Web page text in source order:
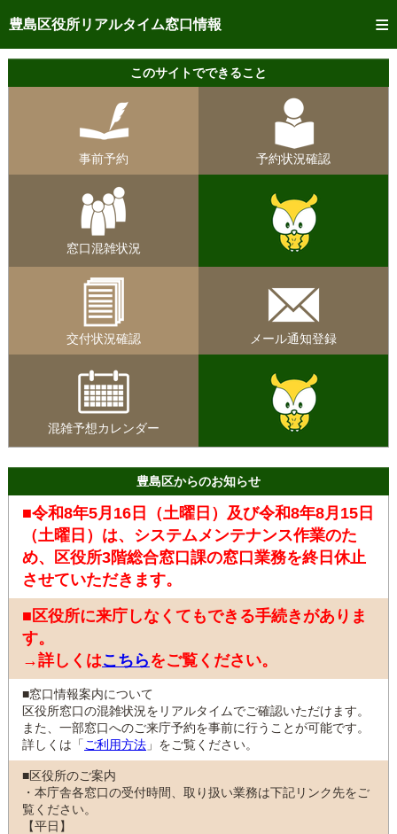
豊島区役所リアルタイム窓口情報
トップページへ
ご利用方法
予約状況確認
リアルタイム
混雑予想カレンダー
このサイトでできること
事前予約 予約状況確認
窓口混雑状況
交付状況確認 メール通知登録
混雑予想カレンダー
豊島区からのお知らせ
■令和8年5月16日（土曜日）及び令和8年8月15日
（土曜日）は、システムメンテナンス作業のた
め、区役所3階総合窓口課の窓口業務を終日休止
させていただきます。
■区役所に来庁しなくてもできる手続きがありま
す。
→詳しくはこちらをご覧ください。
■窓口情報案内について
区役所窓口の混雑状況をリアルタイムでご確認いただけます。
また、一部窓口へのご来庁予約を事前に行うことが可能です。
詳しくは「 ご利用方法 」をご覧ください。
■区役所のご案内
・本庁舎各窓口の受付時間、取り扱い業務は下記リンク先をご
覧ください。
【平日】